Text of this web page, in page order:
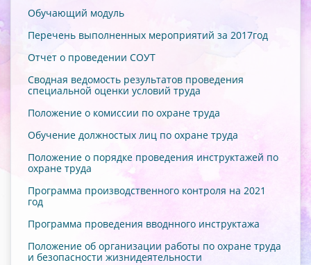
Обучающий модуль
Перечень выполненных мероприятий за 2017год
Отчет о проведении СОУТ
Сводная ведомость результатов проведения
специальной оценки условий труда
Положение о комиссии по охране труда
Обучение должностых лиц по охране труда
Положение о порядке проведения инструктажей по
охране труда
Программа производственного контроля на 2021
год
Программа проведения вводнного инструктажа
Положение об организации работы по охране труда
и безопасности жизнидеятельности